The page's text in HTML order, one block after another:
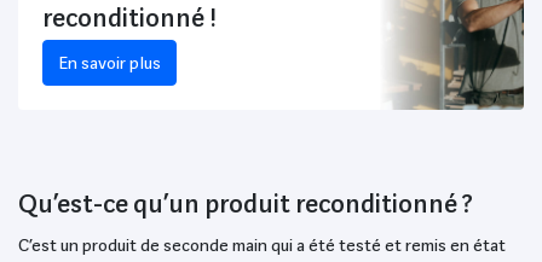
reconditionné !
En savoir plus
Qu’est-ce qu’un produit reconditionné ?
C’est un produit de seconde main qui a été testé et remis en état